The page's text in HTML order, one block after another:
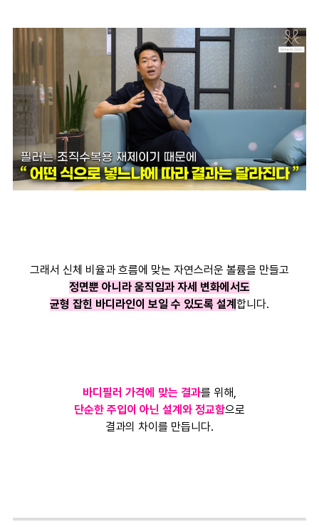
그래서 신체 비율과 흐름에 맞는 자연스러운 볼륨을 만들고
정면뿐 아니라 움직임과 자세 변화에서도
균형 잡힌 바디라인이 보일 수 있도록 설계 합니다.
바디필러 가격에 맞는 결과를 위해,
단순한 주입이 아닌 설계와 정교함으로
결과의 차이를 만듭니다.